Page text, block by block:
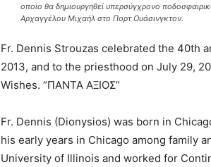
οποίο θα δημιουργηθεί υπερσύγχρονο
Αρχαγγέλου Μιχαήλ στο Πορτ Ουάσινγκτον.
Fr. Dennis Strouzas celebrated the 40th
2013, and to the priesthood on July 29,
Wishes. “ΠΑΝΤΑ ΑΞΙΟΣ”
Fr. Dennis (Dionysios) was born in
his early years in Chicago among family
University of Illinois and worked for